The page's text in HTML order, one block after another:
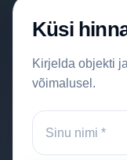
Küsi
Kirjelda objekti
võimalusel.